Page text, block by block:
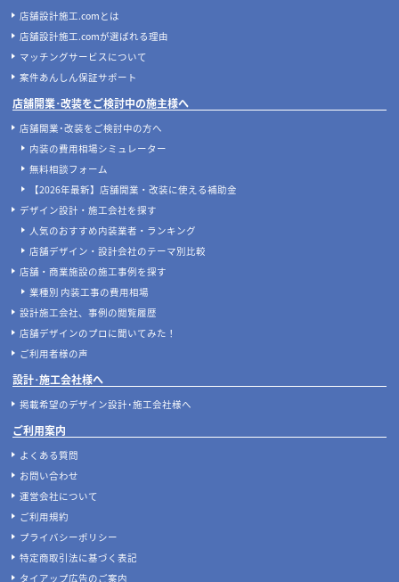
店舗設計施工.comとは
店舗設計施工.comが選ばれる理由
マッチングサービスについて
案件あんしん保証サポート
店舗開業･改装をご検討中の施主様へ
店舗開業･改装をご検討中の方へ
内装の費用相場シミュレーター
無料相談フォーム
【2026年最新】店舗開業・改装に使える補助金
デザイン設計・施工会社を探す
人気のおすすめ内装業者・ランキング
店舗デザイン・設計会社のテーマ別比較
店舗・商業施設の施工事例を探す
業種別 内装工事の費用相場
設計施工会社、事例の閲覧履歴
店舗デザインのプロに聞いてみた！
ご利用者様の声
設計･施工会社様へ
掲載希望のデザイン設計･施工会社様へ
ご利用案内
よくある質問
お問い合わせ
運営会社について
ご利用規約
プライバシーポリシー
特定商取引法に基づく表記
タイアップ広告のご案内